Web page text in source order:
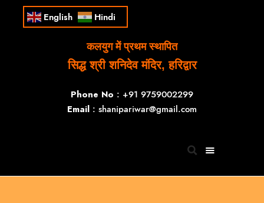
English Hindi
कलयुग में प्रथम स्थापित
सिद्ध श्री शनिदेव मंदिर, हरिद्वार
Phone No : +91 9759002299
Email : shanipariwar@gmail.com